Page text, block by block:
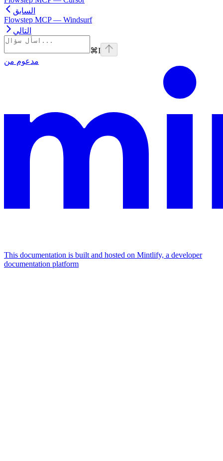
السابق
Flowstep MCP — Windsurf
التالي
⌘I
مدعوم من
This documentation is built and hosted on Mintlify, a developer
documentation platform